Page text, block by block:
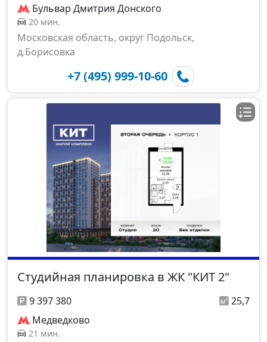
Бульвар Дмитрия Донского
20 мин.
Московская область, округ Подольск,
д.Борисовка
+7 (495) 999-10-60
Студийная планировка в ЖК "КИТ 2"
9 397 380
25,7
Медведково
21 мин.